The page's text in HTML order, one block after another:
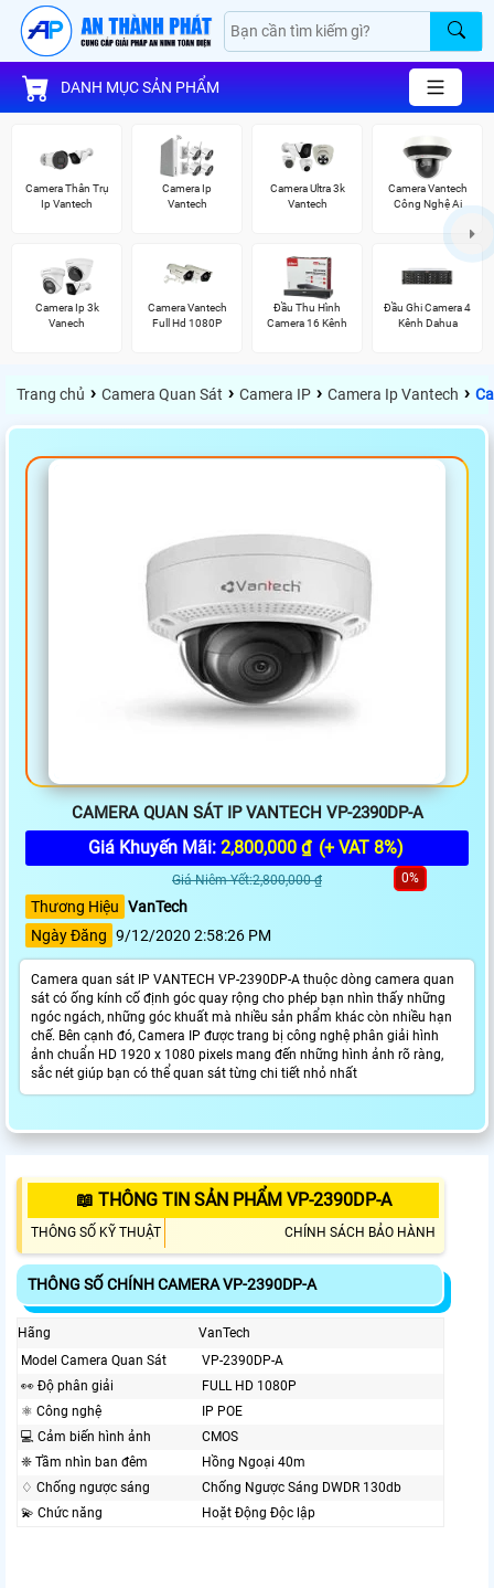
DANH MỤC SẢN PHẨM
Camera Thân Trụ
Ip Vantech
Camera Ip
Vantech
Camera Ultra 3k
Vantech
Camera Vantech
Công Nghệ Ai
Camera Ip 3k
Vanech
Camera Vantech
Full Hd 1080P
Đầu Thu Hình
Camera 16 Kênh
Đầu Ghi Camera 4
Kênh Dahua
Trang chủ › Camera Quan Sát › Camera IP › Camera Ip Vantech ›
CAMERA QUAN SÁT IP VANTECH VP-2390DP-A
Giá Khuyến Mãi: 2,800,000 ₫ (+ VAT 8%)
Giá Niêm Yết:2,800,000 ₫ 0%
Thương Hiệu VanTech
Ngày Đăng 9/12/2020 2:58:26 PM
Camera quan sát IP VANTECH VP-2390DP-A thuộc dòng camera quan
sát có ống kính cố định góc quay rộng cho phép bạn nhìn thấy những
ngóc ngách, những góc khuất mà nhiều sản phẩm khác còn nhiều hạn
chế. Bên cạnh đó, Camera IP được trang bị công nghệ phân giải hình
ảnh chuẩn HD 1920 x 1080 pixels mang đến những hình ảnh rõ ràng,
sắc nét giúp bạn có thể quan sát từng chi tiết nhỏ nhất
📖 THÔNG TIN SẢN PHẨM VP-2390DP-A
THÔNG SỐ KỸ THUẬT CHÍNH SÁCH BẢO HÀNH
THÔNG SỐ CHÍNH CAMERA VP-2390DP-A
Hãng
VanTech
Model Camera Quan Sát
VP-2390DP-A
️👀 Độ phân giải
FULL HD 1080P
⚛️ Công nghệ
IP POE
💻 Cảm biến hình ảnh
CMOS
❈ Tầm nhìn ban đêm
Hồng Ngoại 40m
♢ Chống ngược sáng
Chống Ngược Sáng DWDR 130db
💫 Chức năng
Hoặt Động Độc lập